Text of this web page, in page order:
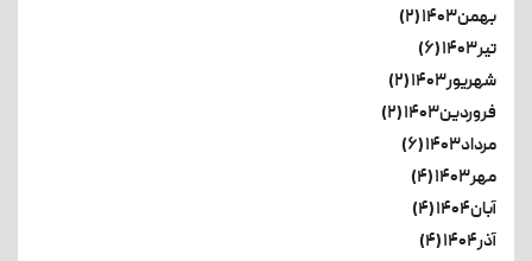
بهمن۱۴۰۳ (۲)
تیر۱۴۰۳ (۶)
شهریور۱۴۰۳ (۲)
فروردین۱۴۰۳ (۲)
مرداد۱۴۰۳ (۶)
مهر۱۴۰۳ (۴)
آبان۱۴۰۴ (۴)
آذر۱۴۰۴ (۴)